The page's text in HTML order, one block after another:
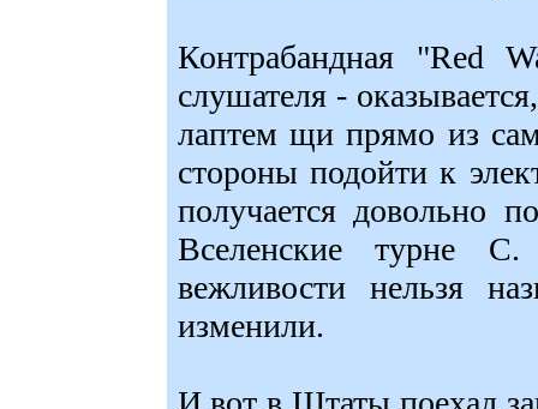
Контрабандная "Red
слушателя -
лаптем щи прямо из
стороны подойти к
получается довольно
Вселенские турне
вежливости нельзя
изменили.